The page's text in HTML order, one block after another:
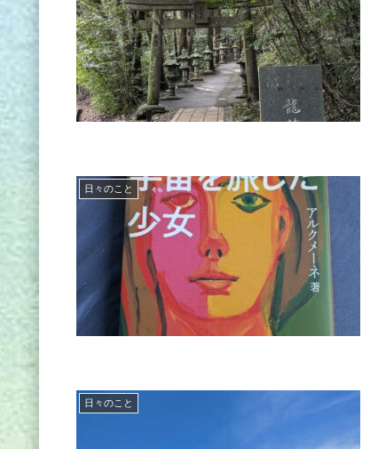
日々のこと
日々のこと